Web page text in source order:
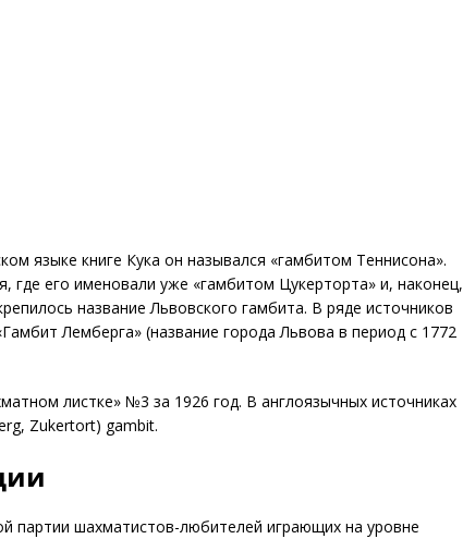
языке книге Кука он назывался «гамбитом Теннисона».
где его именовали уже «гамбитом Цукерторта» и, наконец,
название Львовского гамбита. В ряде источников
Лемберга» (название города Львова в период с 1772
листке» №3 за 1926 год. В англоязычных источниках
Zukertort) gambit.
партии шахматистов-любителей играющих на уровне